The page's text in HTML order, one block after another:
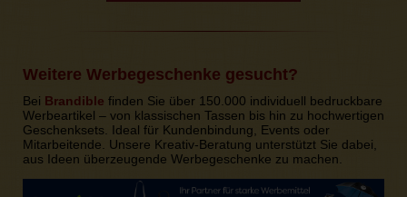
Weitere Werbegeschenke gesucht?
Bei Brandible finden Sie über 150.000 individuell bedruckbare
Werbeartikel – von klassischen Tassen bis hin zu hochwertigen
Geschenksets. Ideal für Kundenbindung, Events oder
Mitarbeitende. Unsere Kreativ-Beratung unterstützt Sie dabei,
aus Ideen überzeugende Werbegeschenke zu machen.